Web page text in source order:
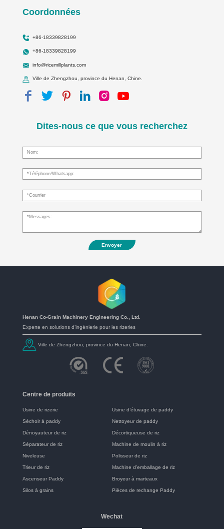
Coordonnées
+86-18339828199
+86-18339828199
info@ricemillplants.com
Ville de Zhengzhou, province du Henan, Chine.
Dites-nous ce que vous recherchez
Envoyer
Henan Co-Grain Machinery Engineering Co., Ltd.
Experte en solutions d’ingénierie pour les rizeries
Ville de Zhengzhou, province du Henan, Chine.
Centre de produits
Usine de rizerie Usine d’étuvage de paddy
Séchoir à paddy Nettoyeur de paddy
Dénoyauteur de riz Décortiqueuse de riz
Séparateur de riz Machine de moulin à riz
Niveleuse Polisseur de riz
Trieur de riz Machine d’emballage de riz
Ascenseur Paddy Broyeur à marteaux
Silos à grains Pièces de rechange Paddy
Wechat